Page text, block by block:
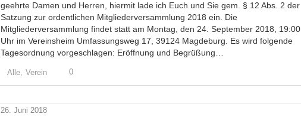
geehrte Damen und Herren, hiermit lade ich Euch und Sie gem. § 12 Abs. 2 der
Satzung zur ordentlichen Mitgliederversammlung 2018 ein. Die
Mitgliederversammlung findet statt am Montag, den 24. September 2018, 19:00
Uhr im Vereinsheim Umfassungsweg 17, 39124 Magdeburg. Es wird folgende
Tagesordnung vorgeschlagen: Eröffnung und Begrüßung…
Alle, Verein 0
26. Juni 2018